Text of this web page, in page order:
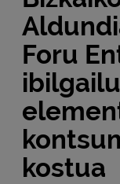
Foru
kostua